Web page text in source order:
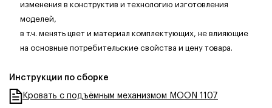
изменения в конструктив и технологию изготовления
моделей,
в т.ч. менять цвет и материал комплектующих, не влияющие
на основные потребительские свойства и цену товара.
Инструкции по сборке
Кровать с подъёмным механизмом MOON 1107